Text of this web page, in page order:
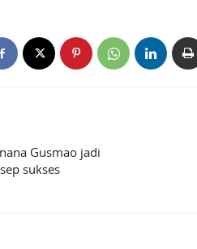
Gusmao jadi
sukses